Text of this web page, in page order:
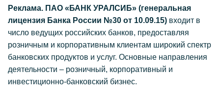
Реклама. ПАО «БАНК УРАЛСИБ» (генеральная
лицензия Банка России №30 от 10.09.15) входит в
число ведущих российских банков, предоставляя
розничным и корпоративным клиентам широкий спектр
банковских продуктов и услуг. Основные направления
деятельности – розничный, корпоративный и
инвестиционно-банковский бизнес.